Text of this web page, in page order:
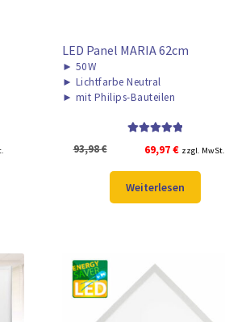
LED Panel MARIA 62cm
► 50W
► Lichtfarbe Neutral
► mit Philips-Bauteilen
von 5
93,98€
Ursprünglicher
war:
93,98 €
69,97€Aktueller
ist:
69,97 €.
zzgl. MwSt.
Weiterlesen